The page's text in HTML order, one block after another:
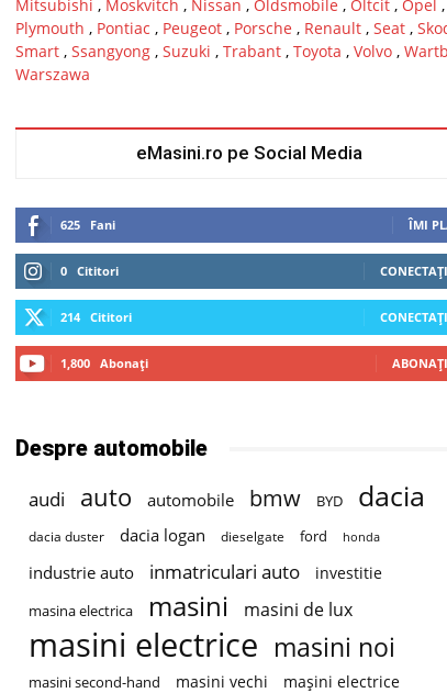
Mitsubishi , Moskvitch , Nissan , Oldsmobile , Oltcit, Opel ,
Plymouth , Pontiac , Peugeot, Porsche , Renault, Seat,
Smart, Ssangyong, Suzuki , Trabant, Toyota , Volvo,
Warszawa
eMasini.ro pe Social Media
625 Fani ÎMI
0 Cititori
214 Cititori
1,800 Abonați
Despre automobile
audi auto automobile bmw BYD dacia
dacia duster dacia logan dieselgate ford honda
industrie auto inmatriculari auto investitie
masina electrica masini masini de lux
masini electrice masini noi
masini second-hand masini vechi
mașini electrice